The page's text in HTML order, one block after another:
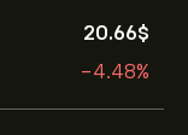
20.66‎$‎
-4.48%